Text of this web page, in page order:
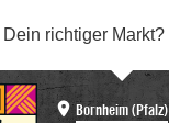
Dein richtiger Markt?
Bornheim (Pfalz)